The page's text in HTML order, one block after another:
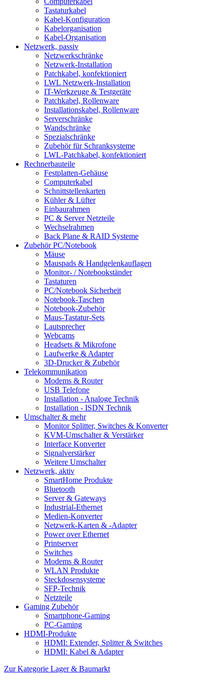
Tastaturkabel
Kabel-Konfiguration
Kabelorganisation
Kabel-Organisation
Netzwerk, passiv
Netzwerkschränke
Netzwerk-Installation
Patchkabel, konfektioniert
LWL Netzwerk-Installation
IT-Werkzeuge & Testgeräte
Patchkabel, Rollenware
Installationskabel, Rollenware
Serverschränke
Wandschränke
Spezialschränke
Zubehör für Schranksysteme
LWL-Patchkabel, konfektioniert
Rechnerbauteile
Festplatten-Gehäuse
Computerkabel
Schnittstellenkarten
Kühler & Lüfter
Einbaurahmen
PC & Server Netzteile
Wechselrahmen
Back Plane & RAID Systeme
Zubehör PC/Notebook
Mäuse
Mauspads & Handgelenkauflagen
Monitor- / Notebookständer
Tastaturen
PC/Notebook Sicherheit
Notebook-Taschen
Notebook-Zubehör
Maus-Tastatur-Sets
Lautsprecher
Webcams
Headsets & Mikrofone
Laufwerke & Adapter
3D-Drucker & Zubehör
Telekommunikation
Modems & Router
USB Telefone
Installation - Analoge Technik
Installation - ISDN Technik
Umschalter & mehr
Monitor Splitter, Switches & Konverter
KVM-Umschalter & Verstärker
Interface Konverter
Signalverstärker
Weitere Umschalter
Netzwerk, aktiv
SmartHome Produkte
Bluetooth
Server & Gateways
Industrial-Ethernet
Medien-Konverter
Netzwerk-Karten & -Adapter
Power over Ethernet
Printserver
Switches
Modems & Router
WLAN Produkte
Steckdosensysteme
SFP-Technik
Netzteile
Gaming Zubehör
Smartphone-Gaming
PC-Gaming
HDMI-Produkte
HDMI: Extender, Splitter & Switches
HDMI: Kabel & Adapter
Zur Kategorie Lager & Baumarkt